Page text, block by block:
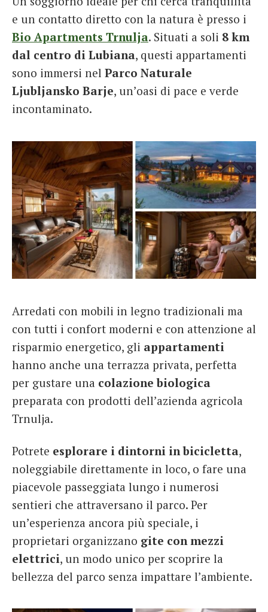
e un contatto diretto con la natura è presso i
Bio Apartments Trnulja. Situati a soli 8 km
dal centro di Lubiana, questi appartamenti
sono immersi nel Parco Naturale
Ljubljansko Barje, un’oasi di pace e verde
incontaminato.
Arredati con mobili in legno tradizionali ma
con tutti i confort moderni e con attenzione al
risparmio energetico, gli appartamenti
hanno anche una terrazza privata, perfetta
per gustare una colazione biologica
preparata con prodotti dell’azienda agricola
Trnulja.
Potrete esplorare i dintorni in bicicletta,
noleggiabile direttamente in loco, o fare una
piacevole passeggiata lungo i numerosi
sentieri che attraversano il parco. Per
un’esperienza ancora più speciale, i
proprietari organizzano gite con mezzi
elettrici, un modo unico per scoprire la
bellezza del parco senza impattare l’ambiente.